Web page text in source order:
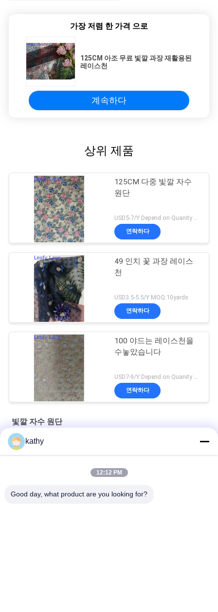
가장 저렴 한 가격 으로
125CM 아조 무료 빛깔 과장 재활용된
레이스천
계속하다
상위 제품
125CM 다중 빛깔 자수
원단
USD5-7/Y Depend on Quanity MOQ:10yards
연락하다
49 인치 꽃 과장 레이스
천
USD3.5-5.5/Y MOQ:10yards
연락하다
100 야드는 레이스천을
수놓았습니다
연락하다
빛깔 자수 원단
기하학적 패턴 끈 빛깔 자수 원단 번쩍이는 금속 조각 보일
kathy
12:12 PM
Good day, what product are you looking for?